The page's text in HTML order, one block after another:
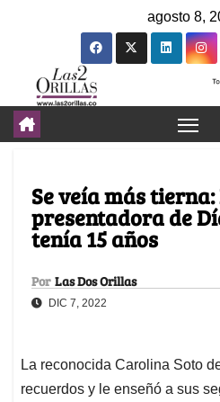
agosto 8,
Se veía más
presentadora de
tenía 15 años
Por Las Dos Orillas
DIC 7, 2022
La reconocida Carolina Soto
recuerdos y le enseñó a sus